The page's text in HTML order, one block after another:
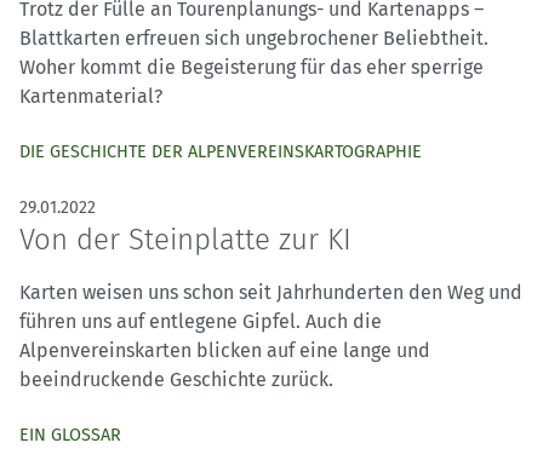
Trotz der Fülle an Tourenplanungs- und Kartenapps –
Blattkarten erfreuen sich ungebrochener Beliebtheit.
Woher kommt die Begeisterung für das eher sperrige
Kartenmaterial?
DIE GESCHICHTE DER ALPENVEREINSKARTOGRAPHIE
29.01.2022
Von der Steinplatte zur KI
Karten weisen uns schon seit Jahrhunderten den Weg und
führen uns auf entlegene Gipfel. Auch die
Alpenvereinskarten blicken auf eine lange und
beeindruckende Geschichte zurück.
EIN GLOSSAR